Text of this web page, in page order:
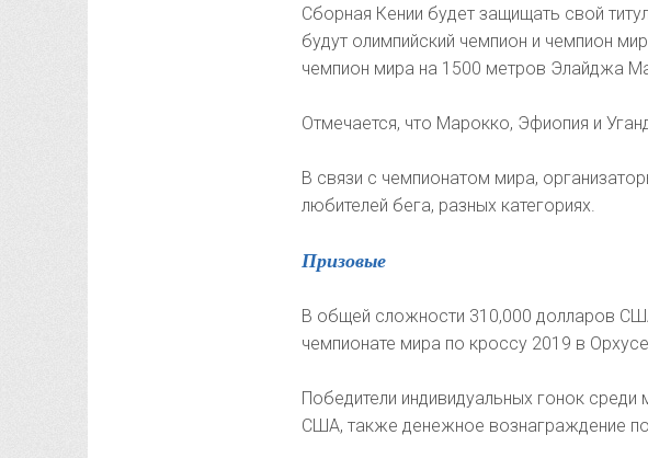
Сборная Кении будет защищать свой
будут олимпийский чемпион и чемпион
чемпион мира на 1500 метров Элайджа
Отмечается, что Марокко, Эфиопия и
В связи с чемпионатом мира,
любителей бега, разных категориях.
Призовые
В общей сложности 310,000 долларов
чемпионате мира по кроссу 2019 в
Победители индивидуальных гонок
США, также денежное вознаграждение